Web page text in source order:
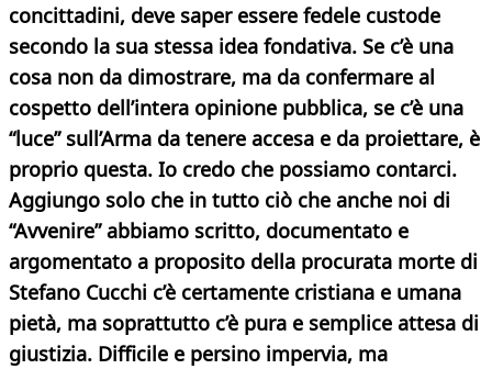
concittadini, deve saper essere fedele custode
secondo la sua stessa idea fondativa. Se c’è una
cosa non da dimostrare, ma da confermare al
cospetto dell’intera opinione pubblica, se c’è una
“luce” sull’Arma da tenere accesa e da proiettare, è
proprio questa. Io credo che possiamo contarci.
Aggiungo solo che in tutto ciò che anche noi di
“Avvenire” abbiamo scritto, documentato e
argomentato a proposito della procurata morte di
Stefano Cucchi c’è certamente cristiana e umana
pietà, ma soprattutto c’è pura e semplice attesa di
giustizia. Difficile e persino impervia, ma